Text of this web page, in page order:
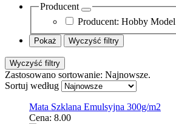
Producent
Producent: Hobby Model
Pokaż Wyczyść filtry
Wyczyść filtry
Zastosowano sortowanie: Najnowsze.
Sortuj według
Mata Szklana Emulsyjna 300g/m2
Cena: 8.00